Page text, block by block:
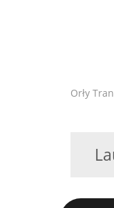
Orły